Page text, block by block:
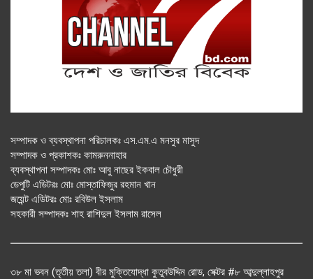
সম্পাদক ও ব্যবস্থাপনা পরিচালকঃ এস.এম.এ মনসুর মাসুদ
সম্পাদক ও প্রকাশকঃ কামরুননাহার
ব্যবস্থাপনা সম্পাদকঃ মোঃ আবু নাছের ইকবাল চৌধুরী
ডেপুটি এডিটরঃ মোঃ মোস্তাফিজুর রহমান খান
জয়েন্ট এডিটরঃ মোঃ রবিউল ইসলাম
সহকারী সম্পাদকঃ শাহ রাশিদুল ইসলাম রাসেল
৩৮ মা ভবন (তৃতীয় তলা) বীর মুক্তিযোদ্ধা কুতুবউদ্দিন রোড, সেক্টর #৮ আব্দুল্লাহপুর